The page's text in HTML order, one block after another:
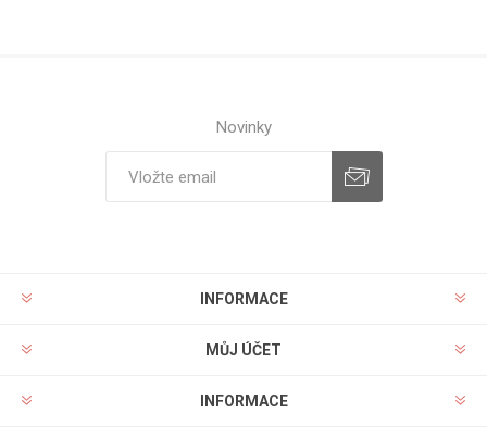
Novinky
INFORMACE
MŮJ ÚČET
INFORMACE